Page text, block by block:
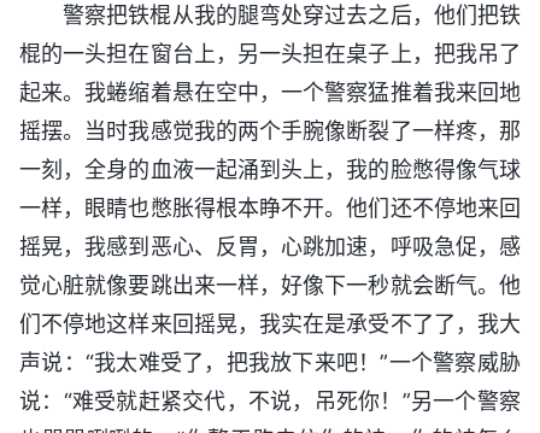
警察把铁棍从我的腿弯处穿过去之后，他们把铁
棍的一头担在窗台上，另一头担在桌子上，把我吊了
起来。我蜷缩着悬在空中，一个警察猛推着我来回地
摇摆。当时我感觉我的两个手腕像断裂了一样疼，那
一刻，全身的血液一起涌到头上，我的脸憋得像气球
一样，眼睛也憋胀得根本睁不开。他们还不停地来回
摇晃，我感到恶心、反胃，心跳加速，呼吸急促，感
觉心脏就像要跳出来一样，好像下一秒就会断气。他
们不停地这样来回摇晃，我实在是承受不了了，我大
声说：“我太难受了，把我放下来吧！”一个警察威胁
说：“难受就赶紧交代，不说，吊死你！”另一个警察